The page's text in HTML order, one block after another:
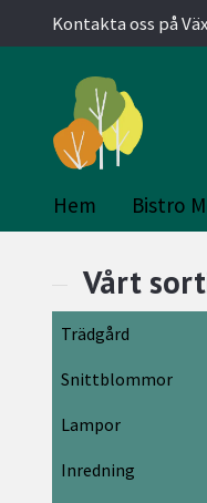
Kontakta oss på
Hem Bistro
Trädgård
Snittblommor
Lampor
Inredning